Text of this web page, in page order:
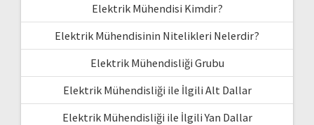
Elektrik Mühendisi Kimdir?
Elektrik Mühendisinin Nitelikleri Nelerdir?
Elektrik Mühendisliği Grubu
Elektrik Mühendisliği ile İlgili Alt Dallar
Elektrik Mühendisliği ile İlgili Yan Dallar